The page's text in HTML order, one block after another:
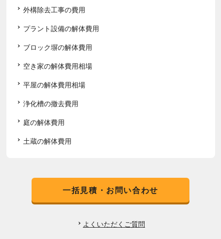
外構除去工事の費用
プラント設備の解体費用
ブロック塀の解体費用
空き家の解体費用相場
平屋の解体費用相場
浄化槽の撤去費用
庭の解体費用
土蔵の解体費用
一括見積・お問い合わせ
よくいただくご質問